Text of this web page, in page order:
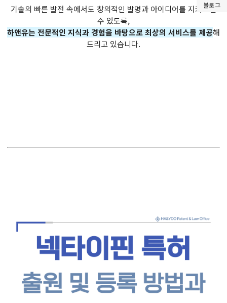
블로그
기술의 빠른 발전 속에서도 창의적인 발명과 아이디어를 지켜드릴
수 있도록,
하앤유는 전문적인 지식과 경험을 바탕으로 최상의 서비스를 제공해
드리고 있습니다.